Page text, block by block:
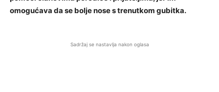
omogućava da se bolje nose s trenutkom gubitka.
Sadržaj se nastavlja nakon oglasa